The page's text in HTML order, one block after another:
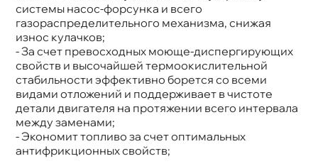
системы насос-форсунка и всего
азораспределительного механизма, снижая
износ кулачков;
- За счет превосходных моюще-диспергирующих
свойств и высочайшей термоокислительной
стабильности эффективно борется со всеми
идами отложений и поддерживает в чистоте
детали двигателя на протяжении всего интервала
между заменами;
- Экономит топливо за счет оптимальных
антифрикционных свойств;